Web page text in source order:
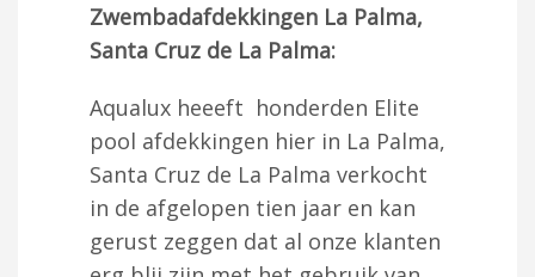
Zwembadafdekkingen La Palma,
Santa Cruz de La Palma:
Aqualux heeeft honderden Elite
pool afdekkingen hier in La Palma,
Santa Cruz de La Palma verkocht
in de afgelopen tien jaar en kan
gerust zeggen dat al onze klanten